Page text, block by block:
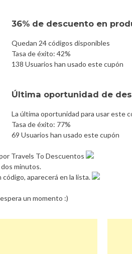
36% de descuento en
Quedan 24 códigos disponibles
Tasa de éxito: 42%
138 Usuarios han usado este cupón
Última oportunidad de
La última oportunidad para usar este
Tasa de éxito: 77%
69 Usuarios han usado este cupón
Travels To Descuentos
minutos.
aparecerá en la lista.
un momento :)